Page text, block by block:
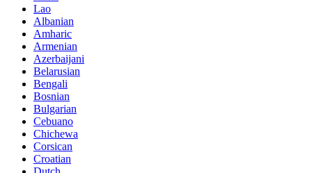
Lao
Albanian
Amharic
Armenian
Azerbaijani
Belarusian
Bengali
Bosnian
Bulgarian
Cebuano
Chichewa
Corsican
Croatian